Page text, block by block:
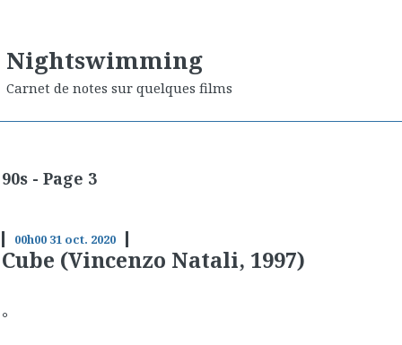
Nightswimming
Carnet de notes sur quelques films
90s - Page 3
00h00 31 oct. 2020
Cube (Vincenzo Natali, 1997)
°